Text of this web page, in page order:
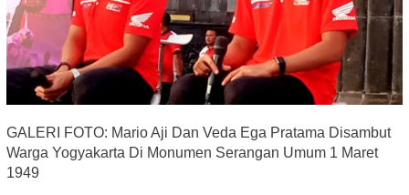
GALERI FOTO: Mario Aji Dan Veda Ega Pratama Disambut
Warga Yogyakarta Di Monumen Serangan Umum 1 Maret
1949